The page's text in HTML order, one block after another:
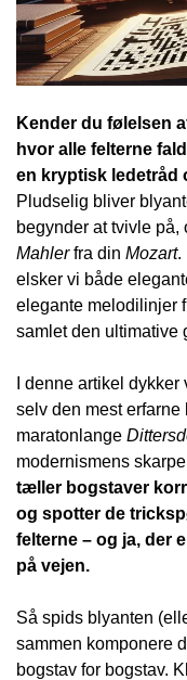
Kender du følelsen
hvor alle felterne
en kryptisk ledetråd
Pludselig bliver
begynder at tvivle
Mahlerfra din Mozart.
elsker vi både
elegante melodilinjer
samlet den ultimative
I denne artikel
selv den mest erfarne
maratonlange
modernismens
tæller bogstaver
og spotter de
felterne – og ja, der
på vejen.
Så spids blyanten
sammen komponere
bogstav for bogstav.